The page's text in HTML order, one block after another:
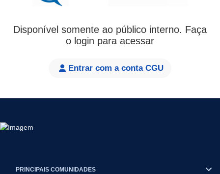
Disponível somente ao público interno. Faça
o login para acessar
Entrar com a conta CGU
PRINCIPAIS COMUNIDADES